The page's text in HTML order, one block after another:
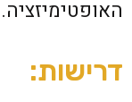
האופטימיזציה.
דרישות: